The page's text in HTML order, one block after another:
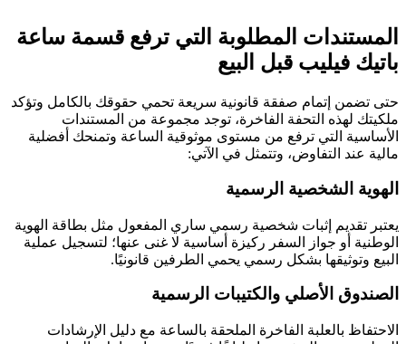
المستندات المطلوبة التي ترفع قسمة ساعة
باتيك فيليب قبل البيع
حتى تضمن إتمام صفقة قانونية سريعة تحمي حقوقك بالكامل وتؤكد
ملكيتك لهذه التحفة الفاخرة، توجد مجموعة من المستندات
الأساسية التي ترفع من مستوى موثوقية الساعة وتمنحك أفضلية
مالية عند التفاوض، وتتمثل في الآتي:
الهوية الشخصية الرسمية
يعتبر تقديم إثبات شخصية رسمي ساري المفعول مثل بطاقة الهوية
الوطنية أو جواز السفر ركيزة أساسية لا غنى عنها؛ لتسجيل عملية
البيع وتوثيقها بشكل رسمي يحمي الطرفين قانونيًا.
الصندوق الأصلي والكتيبات الرسمية
الاحتفاظ بالعلبة الفاخرة الملحقة بالساعة مع دليل الإرشادات